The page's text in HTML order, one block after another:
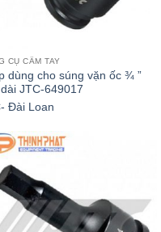
CỤ CẦM TAY
dùng cho súng vặn ốc ¾ ”
dài JTC-649017
Đài Loan